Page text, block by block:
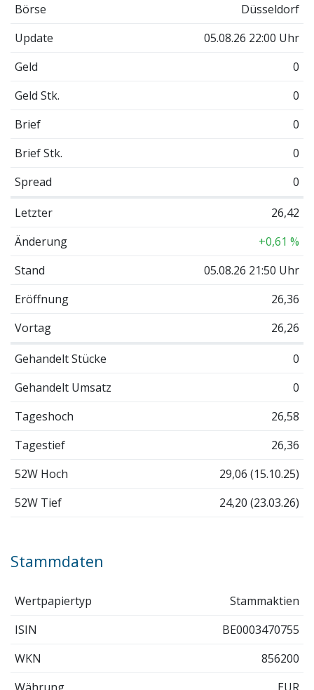
Börse
Düsseldorf
Update
05.08.26 22:00 Uhr
Geld
0
Geld Stk.
0
Brief
0
Brief Stk.
0
Spread
0
Letzter
26,42
Änderung
+0,61 %
Stand
05.08.26 21:50 Uhr
Eröffnung
26,36
Vortag
26,26
Gehandelt Stücke
0
Gehandelt Umsatz
0
Tageshoch
26,58
Tagestief
26,36
52W Hoch
29,06 (15.10.25)
52W Tief
24,20 (23.03.26)
Stammdaten
Wertpapiertyp
Stammaktien
ISIN
BE0003470755
WKN
856200